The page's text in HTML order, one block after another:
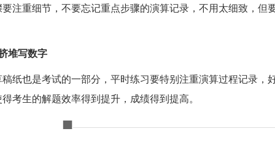
要注重细节，不要忘记重点步骤的演算记录，不用太细致，但
堆写数字
稿纸也是考试的一部分，平时练习要特别注重演算过程记录，
考生的解题效率得到提升，成绩得到提高。